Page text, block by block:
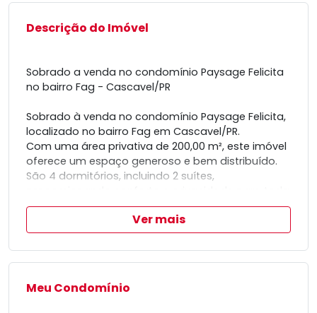
Descrição do Imóvel
Sobrado a venda no condomínio Paysage Felicita
no bairro Fag - Cascavel/PR
Sobrado à venda no condomínio Paysage Felicita,
localizado no bairro Fag em Cascavel/PR.
Com uma área privativa de 200,00 m², este imóvel
oferece um espaço generoso e bem distribuído.
São 4 dormitórios, incluindo 2 suítes,
a família.
Além disso, conta com 2 quartos adicionais, ideais
para hóspedes ou como escritórios.
Para aqueles que possuem mais de um veículo ou
recebem visitas frequentes, o sobrado dispõe de
4 vagas de garagem, garantindo praticidade e
Ver mais
Meu Condomínio